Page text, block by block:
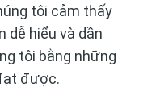
tôi cảm thấy
dễ hiểu và dần
tôi bằng những
được.